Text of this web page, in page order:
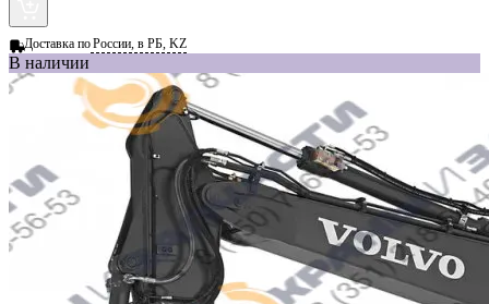
Доставка поРоссии, в РБ, KZ
В наличии